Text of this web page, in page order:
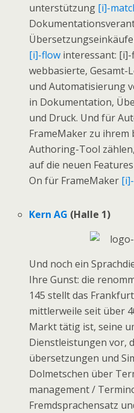
unterstützung [i]-
[i]-flow interessant:
webbasierte,
und Automatisierung
in Dokumentation,
und Druck. Und für
FrameMaker zu ihrem
Authoring-Tool
auf die neuen
On für FrameMaker
Kern AG (Halle 1)
Und noch ein
Ihre Gunst: die
145 stellt das
mittlerweile seit über
Markt tätig ist, seine
Dienstleistungen vor,
übersetzungen und
Dolmetschen über
management /
Fremd­sprachensatz